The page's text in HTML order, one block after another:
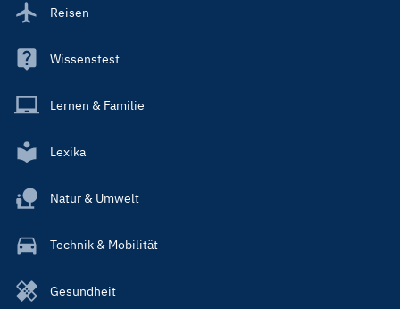
Reisen
Wissenstest
Lernen & Familie
Lexika
Natur & Umwelt
Technik & Mobilität
Gesundheit